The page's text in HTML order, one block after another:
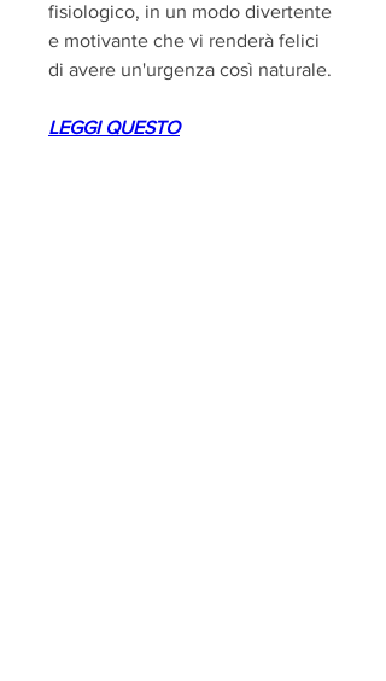
fisiologico, in un modo divertente
e motivante che vi renderà felici
di avere un'urgenza così naturale.
LEGGI QUESTO